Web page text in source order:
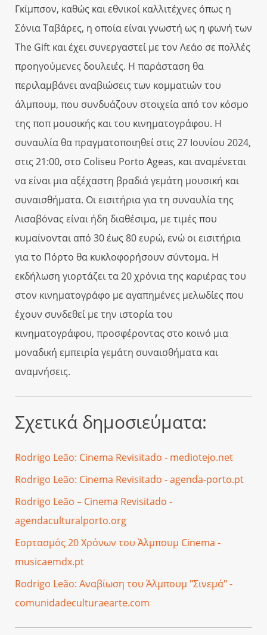
Γκίμπσον, καθώς και εθνικοί καλλιτέχνες όπως η
Σόνια Ταβάρες, η οποία είναι γνωστή ως η φωνή των
The Gift και έχει συνεργαστεί με τον Λεάο σε πολλές
προηγούμενες δουλειές. Η παράσταση θα
περιλαμβάνει αναβιώσεις των κομματιών του
άλμπουμ, που συνδυάζουν στοιχεία από τον κόσμο
της ποπ μουσικής και του κινηματογράφου. Η
συναυλία θα πραγματοποιηθεί στις 27 Ιουνίου 2024,
στις 21:00, στο Coliseu Porto Ageas, και αναμένεται
να είναι μια αξέχαστη βραδιά γεμάτη μουσική και
συναισθήματα. Οι εισιτήρια για τη συναυλία της
Λισαβόνας είναι ήδη διαθέσιμα, με τιμές που
κυμαίνονται από 30 έως 80 ευρώ, ενώ οι εισιτήρια
για το Πόρτο θα κυκλοφορήσουν σύντομα. Η
εκδήλωση γιορτάζει τα 20 χρόνια της καριέρας του
στον κινηματογράφο με αγαπημένες μελωδίες που
έχουν συνδεθεί με την ιστορία του
κινηματογράφου, προσφέροντας στο κοινό μια
μοναδική εμπειρία γεμάτη συναισθήματα και
αναμνήσεις.
Σχετικά δημοσιεύματα:
Rodrigo Leão: Cinema Revisitado - mediotejo.net
Rodrigo Leão: Cinema Revisitado - agenda-porto.pt
Rodrigo Leão – Cinema Revisitado -
agendaculturalporto.org
Εορτασμός 20 Χρόνων του Άλμπουμ Cinema -
musicaemdx.pt
Rodrigo Leão: Αναβίωση του Άλμπουμ "Σινεμά" -
comunidadeculturaearte.com